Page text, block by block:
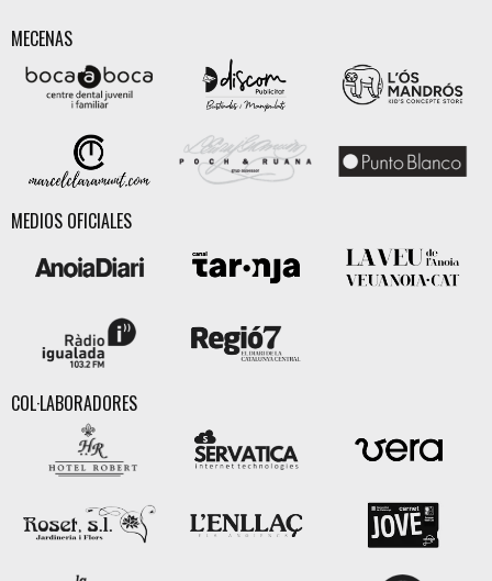
MECENAS
MEDIOS OFICIALES
COL·LABORADORES